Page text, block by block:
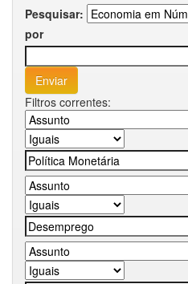
Pesquisar:
por
Filtros correntes: